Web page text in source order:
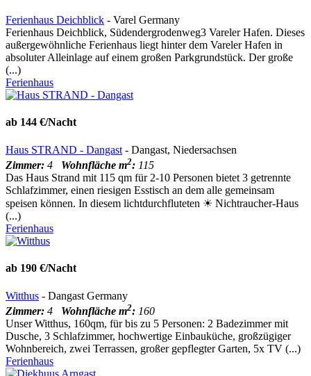
Ferienhaus Deichblick - Varel Germany
Ferienhaus Deichblick, Südendergrodenweg3 Vareler Hafen. Dieses
außergewöhnliche Ferienhaus liegt hinter dem Vareler Hafen in
absoluter Alleinlage auf einem großen Parkgrundstück. Der große
(...)
Ferienhaus
ab 144 €/Nacht
Haus STRAND - Dangast - Dangast, Niedersachsen
Zimmer: 4 Wohnfläche m2: 115
Das Haus Strand mit 115 qm für 2-10 Personen bietet 3 getrennte
Schlafzimmer, einen riesigen Esstisch an dem alle gemeinsam
speisen können. In diesem lichtdurchfluteten ☀ Nichtraucher-Haus
(...)
Ferienhaus
ab 190 €/Nacht
Witthus - Dangast Germany
Zimmer: 4 Wohnfläche m2: 160
Unser Witthus, 160qm, für bis zu 5 Personen: 2 Badezimmer mit
Dusche, 3 Schlafzimmer, hochwertige Einbauküche, großzügiger
Wohnbereich, zwei Terrassen, großer gepflegter Garten, 5x TV (...)
Ferienhaus